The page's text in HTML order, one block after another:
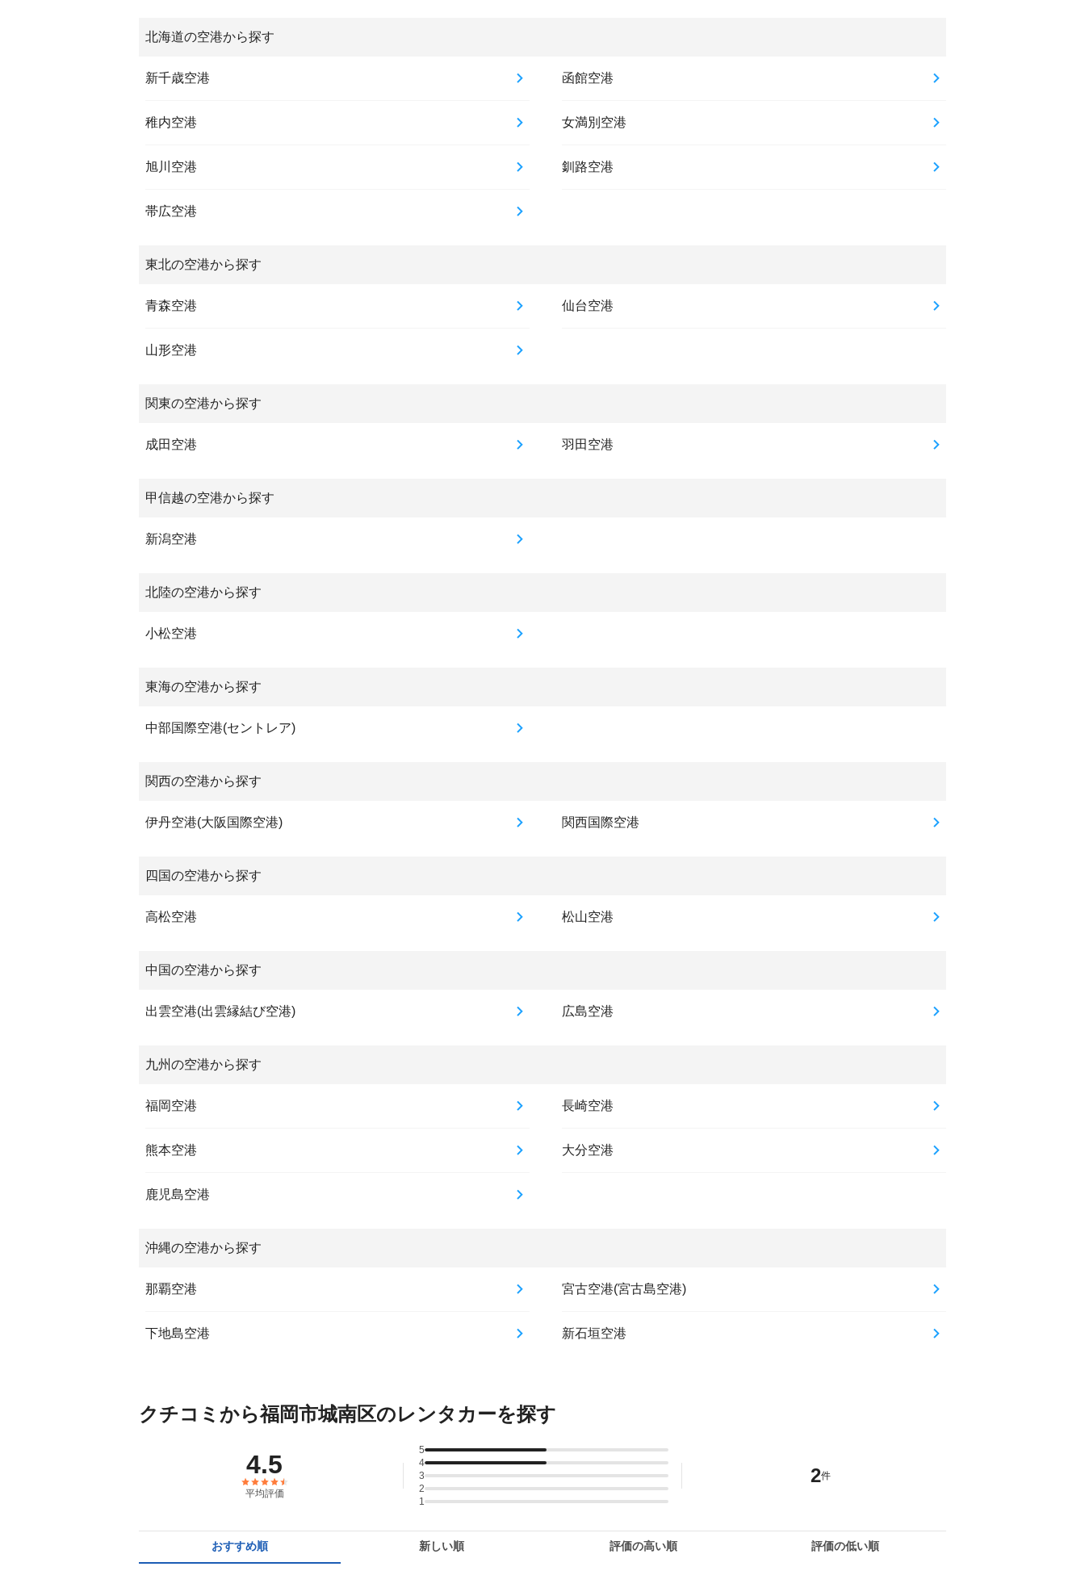
北海道の空港から探す
新千歳空港 函館空港
稚内空港 女満別空港
旭川空港 釧路空港
帯広空港
東北の空港から探す
青森空港 仙台空港
山形空港
関東の空港から探す
成田空港 羽田空港
甲信越の空港から探す
新潟空港
北陸の空港から探す
小松空港
東海の空港から探す
中部国際空港(セントレア)
関西の空港から探す
伊丹空港(大阪国際空港) 関西国際空港
四国の空港から探す
高松空港 松山空港
中国の空港から探す
出雲空港(出雲縁結び空港) 広島空港
九州の空港から探す
福岡空港 長崎空港
熊本空港 大分空港
鹿児島空港
沖縄の空港から探す
那覇空港 宮古空港(宮古島空港)
下地島空港 新石垣空港
クチコミから福岡市城南区のレンタカーを探す
4.5
平均評価
5
4
3
2
1
2件
おすすめ順 新しい順 評価の高い順 評価の低い順